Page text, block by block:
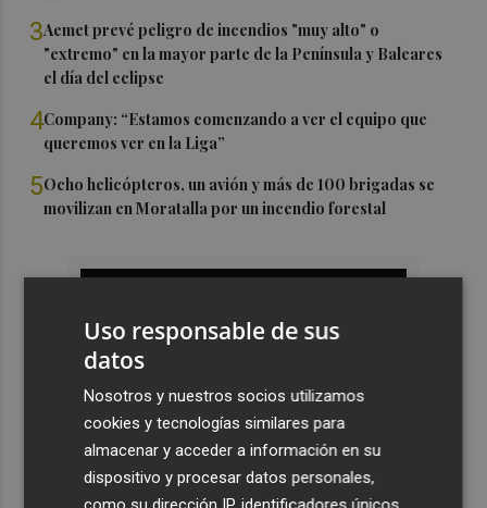
3Aemet prevé peligro de incendios "muy alto" o
"extremo" en la mayor parte de la Península y Baleares
el día del eclipse
4Company: “Estamos comenzando a ver el equipo que
queremos ver en la Liga”
5Ocho helicópteros, un avión y más de 100 brigadas se
movilizan en Moratalla por un incendio forestal
Uso responsable de sus
datos
Nosotros y nuestros socios utilizamos
cookies y tecnologías similares para
almacenar y acceder a información en su
dispositivo y procesar datos personales,